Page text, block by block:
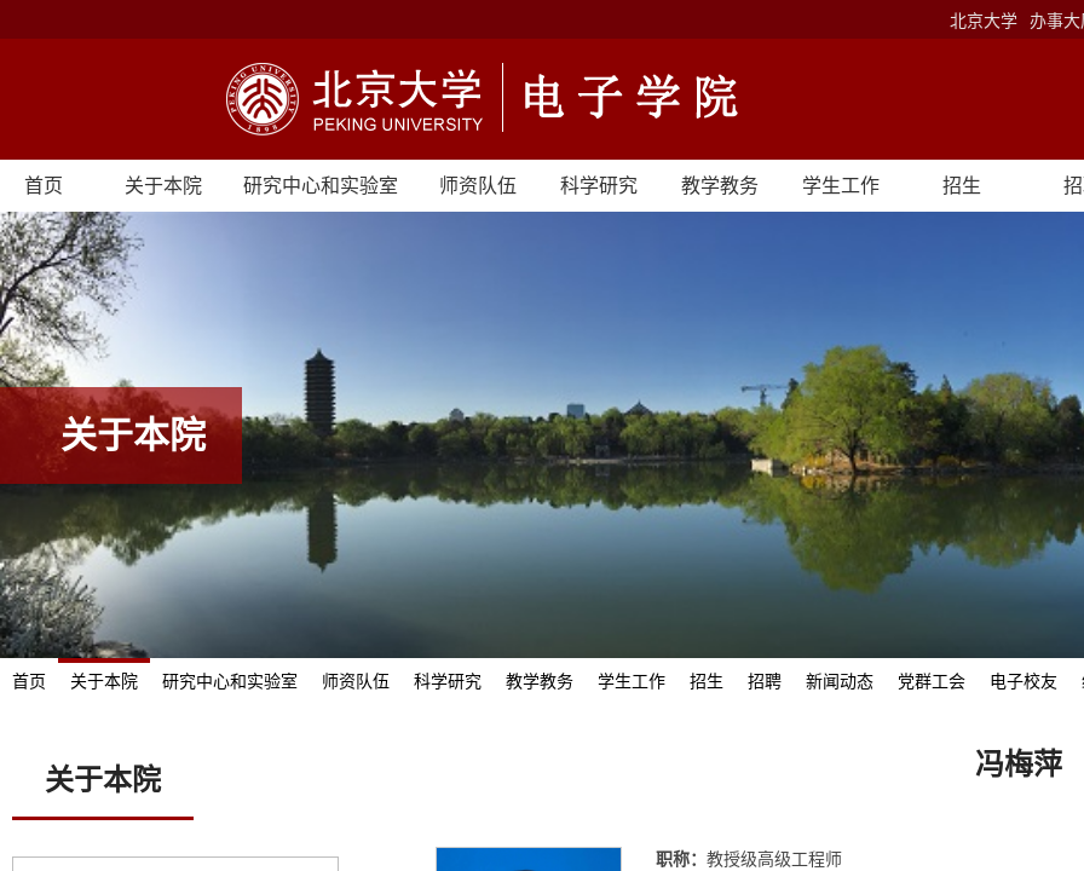
北京大学 办事大
首页 关于本院 研究中心和实验室 师资队伍 科学研究 教学教务 学生工作 招生
关于本院
首页 关于本院 研究中心和实验室 师资队伍 科学研究 教学教务 学生工作 招生 招聘 新闻动态 党群工会 电子校友
关于本院 冯梅萍
职称： 教授级高级工程师